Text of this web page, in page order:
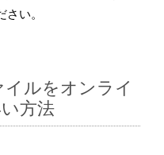
い。
ルをオンライ
方法